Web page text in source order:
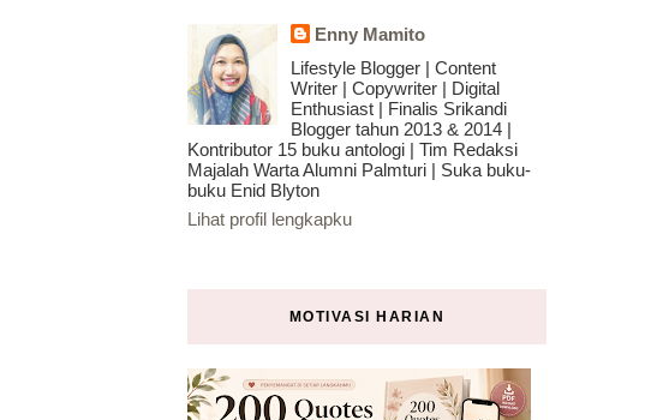
Enny Mamito
Lifestyle Blogger | Content
Writer | Copywriter | Digital
Enthusiast | Finalis Srikandi
Blogger tahun 2013 & 2014 |
Kontributor 15 buku antologi | Tim Redaksi
Majalah Warta Alumni Palmturi | Suka buku-
buku Enid Blyton
Lihat profil lengkapku
MOTIVASI HARIAN